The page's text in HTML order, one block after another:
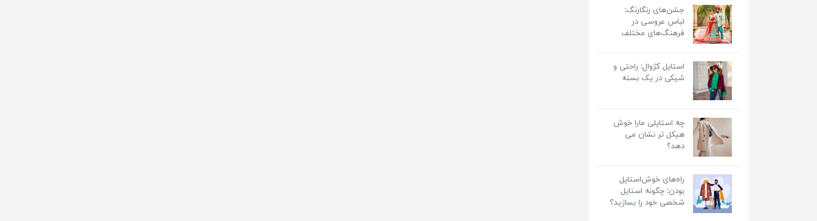
جشن‌های رنگارنگ:
لباس عروسی در
فرهنگ‌های مختلف
استایل کژوال: راحتی و
شیکی در یک بسته
چه استایلی مارا خوش
هیکل تر نشان می
دهد؟
راه‌های خوش‌استایل
بودن: چگونه استایل
شخصی خود را بسازید؟